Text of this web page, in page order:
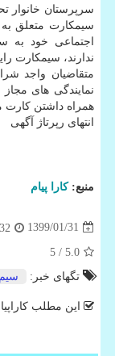
سرپرستان خانوار
سیمكارت متعلق
اجتماعی خود به
ندارند، سیمكارت
متقاضیان واجد
نمایندگی های
همراه داشتن كارت
انتهای رپرتاژ آگهی
منبع:كارا پیام
1399/01/31
5.0
/ 5
تگهای خبر:
این مطلب